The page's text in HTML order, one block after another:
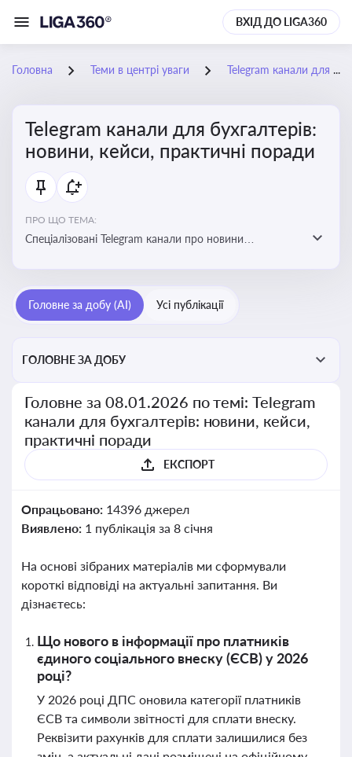
ВХІД ДО LIGA360
Головна Теми в центрі уваги Telegram канали для бухгалтерів: новини, кейси, практичні поради
Telegram канали для бухгалтерів:
новини, кейси, практичні поради
ПРО ЩО ТЕМА:
Спеціалізовані Telegram канали про новини
корисні лайфхаки для ведення бухгалтерії
Головне за добу (AI) Усі публікації
ГОЛОВНЕ ЗА ДОБУ
Головне за 08.01.2026 по темі: Telegram
канали для бухгалтерів: новини, кейси,
практичні поради
ЕКСПОРТ
Опрацьовано: 14396 джерел
Виявлено: 1 публікація за 8 січня
На основі зібраних матеріалів ми сформували
короткі відповіді на актуальні запитання. Ви
дізнаєтесь:
Що нового в інформації про платників
єдиного соціального внеску (ЄСВ) у 2026
році?
У 2026 році ДПС оновила категорії платників
ЄСВ та символи звітності для сплати внеску.
Реквізити рахунків для сплати залишилися без